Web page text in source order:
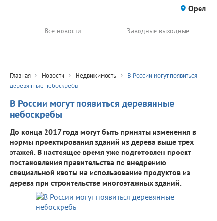
Орел
Все новости Заводные выходные
Главная Новости Недвижимость
В России могут появиться
деревянные небоскребы
В России могут появиться деревянные
небоскребы
До конца 2017 года могут быть приняты изменения в
нормы проектирования зданий из дерева выше трех
этажей. В настоящее время уже подготовлен проект
постановления правительства по внедрению
специальной квоты на использование продуктов из
дерева при строительстве многоэтажных зданий.